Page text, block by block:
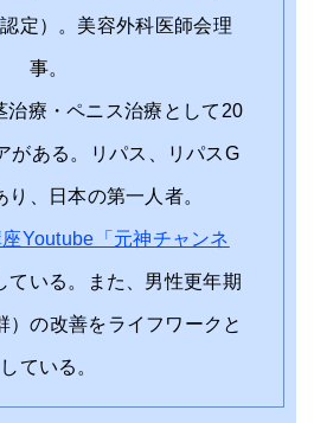
定）。美容外科医師会理
事。
治療・ペニス治療として20
がある。リパス、リパスG
り、日本の第一人者。
Youtube「元神チャンネ
ている。また、男性更年期
）の改善をライフワークと
している。